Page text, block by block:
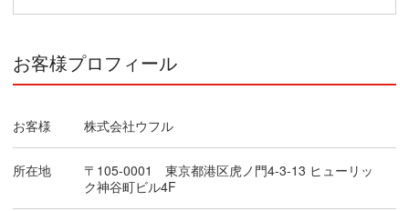
お客様プロフィール
お客様 株式会社ウフル
所在地
〒105-0001 東京都港区虎ノ門4-3-13 ヒューリッ
ク神谷町ビル4F